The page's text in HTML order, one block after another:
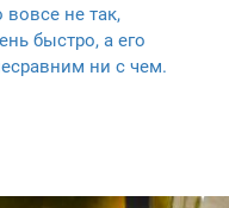
не так,
быстро, а его
ни с чем.